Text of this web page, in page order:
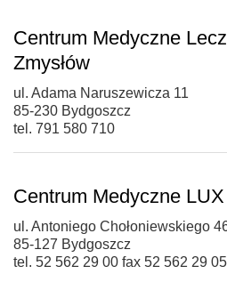
Centrum Medyczne
Zmysłów
ul. Adama Naruszewicza 11
85-230 Bydgoszcz
tel. 791 580 710
Centrum Medyczne
ul. Antoniego Chołoniewskiego
85-127 Bydgoszcz
tel. 52 562 29 00 fax 52 562 29 05